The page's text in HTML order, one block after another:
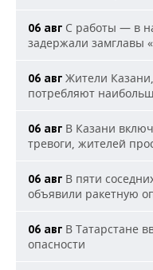
06 авг С работы — в
задержали замглавы
06 авг Жители
потребляют
06 авг В Казани
тревоги, жителей
06 авг В пяти
объявили ракетную
06 авг В Татарстане
опасности